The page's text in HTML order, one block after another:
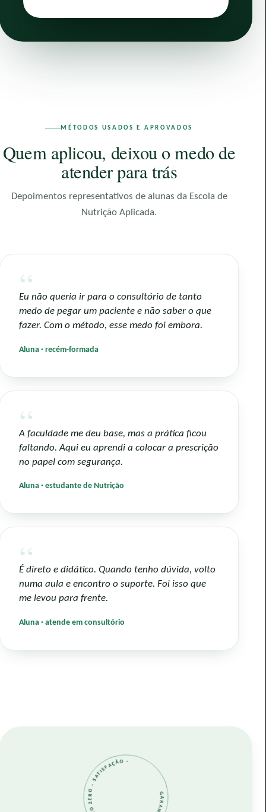
MÉTODOS USADOS E APROVADOS
Quem aplicou, deixou o medo de
atender para trás
Depoimentos representativos de alunas da Escola de
Nutrição Aplicada.
“
Eu não queria ir para o consultório de tanto
medo de pegar um paciente e não saber o que
fazer. Com o método, esse medo foi embora.
Aluna · recém-formada
“
A faculdade me deu base, mas a prática ficou
faltando. Aqui eu aprendi a colocar a prescrição
no papel com segurança.
Aluna · estudante de Nutrição
“
É direto e didático. Quando tenho dúvida, volto
numa aula e encontro o suporte. Foi isso que
me levou para frente.
Aluna · atende em consultório